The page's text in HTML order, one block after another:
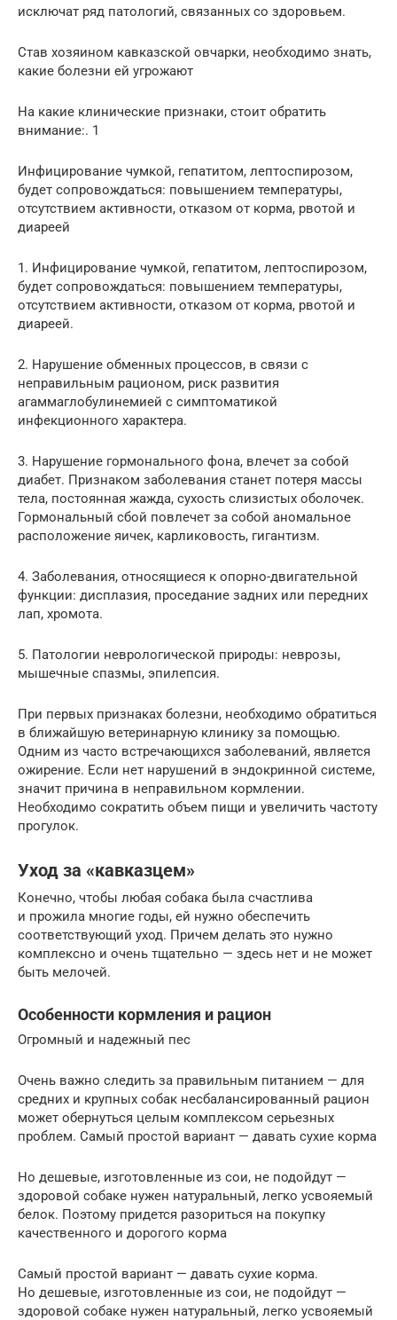
исключат ряд патологий, связанных со здоровьем.
Став хозяином кавказской овчарки, необходимо знать,
какие болезни ей угрожают
На какие клинические признаки, стоит обратить
внимание:. 1
Инфицирование чумкой, гепатитом, лептоспирозом,
будет сопровождаться: повышением температуры,
отсутствием активности, отказом от корма, рвотой и
диареей
1. Инфицирование чумкой, гепатитом, лептоспирозом,
будет сопровождаться: повышением температуры,
отсутствием активности, отказом от корма, рвотой и
диареей.
2. Нарушение обменных процессов, в связи с
неправильным рационом, риск развития
агаммаглобулинемией с симптоматикой
инфекционного характера.
3. Нарушение гормонального фона, влечет за собой
диабет. Признаком заболевания станет потеря массы
тела, постоянная жажда, сухость слизистых оболочек.
Гормональный сбой повлечет за собой аномальное
расположение яичек, карликовость, гигантизм.
4. Заболевания, относящиеся к опорно-двигательной
функции: дисплазия, проседание задних или передних
лап, хромота.
5. Патологии неврологической природы: неврозы,
мышечные спазмы, эпилепсия.
При первых признаках болезни, необходимо обратиться
в ближайшую ветеринарную клинику за помощью.
Одним из часто встречающихся заболеваний, является
ожирение. Если нет нарушений в эндокринной системе,
значит причина в неправильном кормлении.
Необходимо сократить объем пищи и увеличить частоту
прогулок.
Уход за «кавказцем»
Конечно, чтобы любая собака была счастлива
и прожила многие годы, ей нужно обеспечить
соответствующий уход. Причем делать это нужно
комплексно и очень тщательно — здесь нет и не может
быть мелочей.
Особенности кормления и рацион
Огромный и надежный пес
Очень важно следить за правильным питанием — для
средних и крупных собак несбалансированный рацион
может обернуться целым комплексом серьезных
проблем. Самый простой вариант — давать сухие корма
Но дешевые, изготовленные из сои, не подойдут —
здоровой собаке нужен натуральный, легко усвояемый
белок. Поэтому придется разориться на покупку
качественного и дорогого корма
Самый простой вариант — давать сухие корма.
Но дешевые, изготовленные из сои, не подойдут —
здоровой собаке нужен натуральный, легко усвояемый